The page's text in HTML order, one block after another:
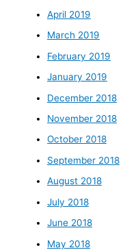
April 2019
March 2019
February 2019
January 2019
December 2018
November 2018
October 2018
September 2018
August 2018
July 2018
June 2018
May 2018